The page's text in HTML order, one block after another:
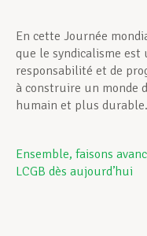
En cette Journée
que le syndicalisme est
responsabilité et de
à construire un monde
humain et plus durable.
Ensemble, faisons
LCGB dès aujourd’hui